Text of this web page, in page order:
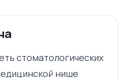
стоматологических
нише